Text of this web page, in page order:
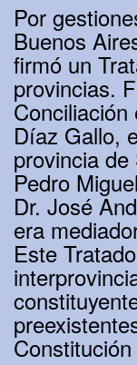
Por
Buenos
firmó un
provincias.
Díaz Gallo,
provincia
Pedro
Dr. José
era
Este